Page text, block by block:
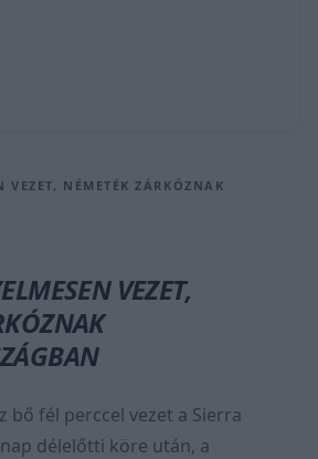
VEZET, NÉMETÉK ZÁRKÓZNAK
VEZET,
bő fél perccel vezet a Sierra
délelőtti köre után, a